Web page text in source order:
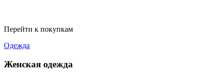
Перейти к покупкам
Одежда
Женская одежда